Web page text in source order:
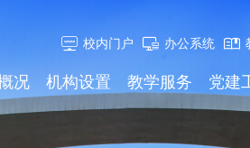
校内门户 办公系统
况 机构设置 教学服务 党建